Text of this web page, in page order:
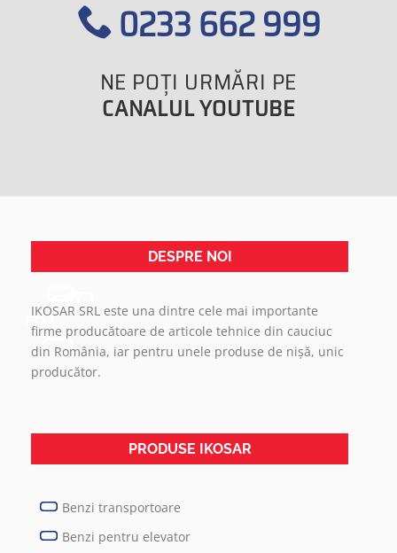
0233 662 999
NE POŢI URMĂRI PE
CANALUL YOUTUBE
DESPRE NOI
IKOSAR SRL este una dintre cele mai importante
firme producătoare de articole tehnice din cauciuc
din România, iar pentru unele produse de nișă, unic
producător.
PRODUSE IKOSAR
Benzi transportoare
Benzi pentru elevator